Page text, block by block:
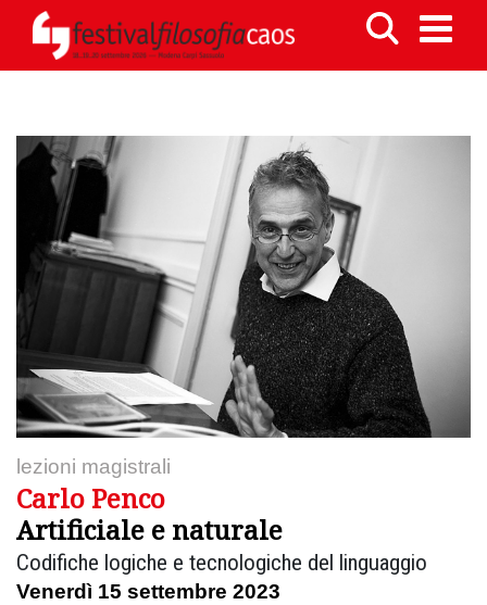
lezioni magistrali
Carlo Penco
Artificiale e naturale
Codifiche logiche e tecnologiche del linguaggio
Venerdì 15 settembre 2023